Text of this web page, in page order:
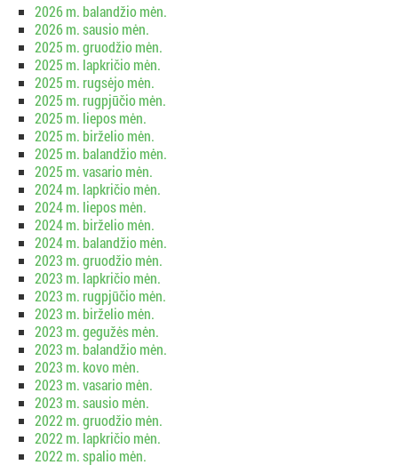
2026 m. balandžio mėn.
2026 m. sausio mėn.
2025 m. gruodžio mėn.
2025 m. lapkričio mėn.
2025 m. rugsėjo mėn.
2025 m. rugpjūčio mėn.
2025 m. liepos mėn.
2025 m. birželio mėn.
2025 m. balandžio mėn.
2025 m. vasario mėn.
2024 m. lapkričio mėn.
2024 m. liepos mėn.
2024 m. birželio mėn.
2024 m. balandžio mėn.
2023 m. gruodžio mėn.
2023 m. lapkričio mėn.
2023 m. rugpjūčio mėn.
2023 m. birželio mėn.
2023 m. gegužės mėn.
2023 m. balandžio mėn.
2023 m. kovo mėn.
2023 m. vasario mėn.
2023 m. sausio mėn.
2022 m. gruodžio mėn.
2022 m. lapkričio mėn.
2022 m. spalio mėn.